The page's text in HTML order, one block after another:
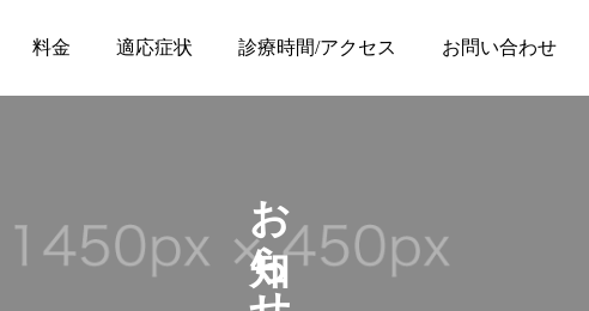
料金 適応症状 診療時間/アクセス お問い合わせ
お知らせ